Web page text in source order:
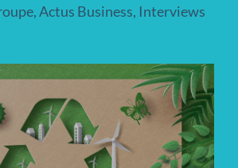
,Actus Business, Interviews